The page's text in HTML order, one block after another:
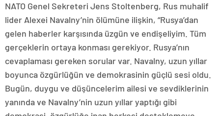
NATO Genel Sekreteri Jens Stoltenberg, Rus muhalif
lider Alexei Navalny’nin ölümüne ilişkin, “Rusya’dan
gelen haberler karşısında üzgün ve endişeliyim. Tüm
gerçeklerin ortaya konması gerekiyor. Rusya’nın
cevaplaması gereken sorular var. Navalny, uzun yıllar
boyunca özgürlüğün ve demokrasinin güçlü sesi oldu.
Bugün, duygu ve düşüncelerim ailesi ve sevdiklerinin
yanında ve Navalny’nin uzun yıllar yaptığı gibi